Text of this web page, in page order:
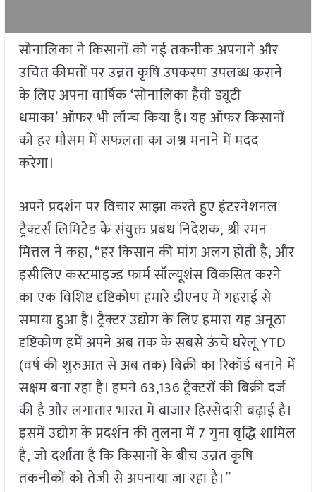
सोनालिका ने किसानों को नई तकनीक अपनाने और
उचित कीमतों पर उन्नत कृषि उपकरण उपलब्ध कराने
के लिए अपना वार्षिक ‘सोनालिका हैवी ड्यूटी
धमाका’ ऑफर भी लॉन्च किया है। यह ऑफर किसानों
को हर मौसम में सफलता का जश्न मनाने में मदद
करेगा।
अपने प्रदर्शन पर विचार साझा करते हुए इंटरनेशनल
ट्रैक्टर्स लिमिटेड के संयुक्त प्रबंध निदेशक, श्री रमन
मित्तल ने कहा, “हर किसान की मांग अलग होती है, और
इसीलिए कस्टमाइज्ड फार्म सॉल्यूशंस विकसित करने
का एक विशिष्ट दृष्टिकोण हमारे डीएनए में गहराई से
समाया हुआ है। ट्रैक्टर उद्योग के लिए हमारा यह अनूठा
दृष्टिकोण हमें अपने अब तक के सबसे ऊंचे घरेलू YTD
(वर्ष की शुरुआत से अब तक) बिक्री का रिकॉर्ड बनाने में
सक्षम बना रहा है। हमने 63,136 ट्रैक्टरों की बिक्री दर्ज
की है और लगातार भारत में बाजार हिस्सेदारी बढ़ाई है।
इसमें उद्योग के प्रदर्शन की तुलना में 7 गुना वृद्धि शामिल
है, जो दर्शाता है कि किसानों के बीच उन्नत कृषि
तकनीकों को तेजी से अपनाया जा रहा है।”